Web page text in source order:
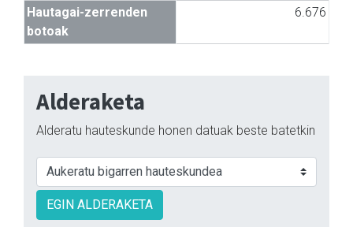
Hautagai-zerrenden
botoak
6.676
Alderaketa
Alderatu hauteskunde honen datuak beste batetkin
EGIN ALDERAKETA